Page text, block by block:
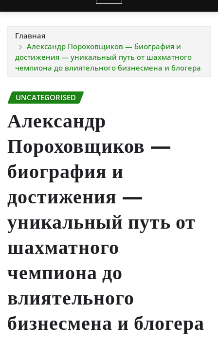
Главная
Александр Пороховщиков — биография и
достижения — уникальный путь от шахматного
чемпиона до влиятельного бизнесмена и блогера
UNCATEGORISED
Александр
Пороховщиков —
биография и
достижения —
уникальный путь от
шахматного
чемпиона до
влиятельного
бизнесмена и блогера